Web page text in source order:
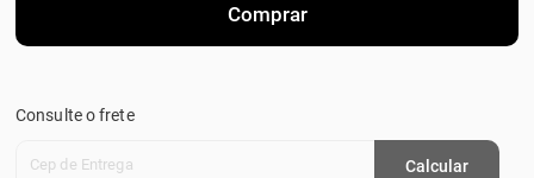
Comprar
Consulte o frete
Cep de Entrega Calcular